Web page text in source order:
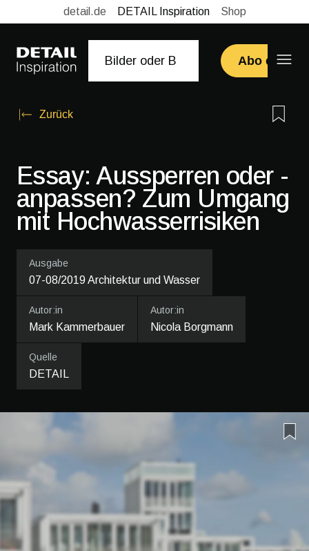
detail.de DETAIL Inspiration Shop
Abo
Zurück
Essay: Aussperren ­oder ­
anpassen? Zum Umgang
mit Hochwasserrisiken
Ausgabe
07-08/2019 Architektur und Wasser
Autor:in
Mark Kammerbauer
Autor:in
Nicola Borgmann
Quelle
DETAIL